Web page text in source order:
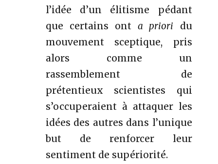
l’idée d’un élitisme pédant
que certains onta priori du
mouvement sceptique, pris
alors comme un
rassemblement de
prétentieux scientistes qui
s’occuperaient à attaquer les
idées des autres dans l’unique
but de renforcer leur
sentiment de supériorité.